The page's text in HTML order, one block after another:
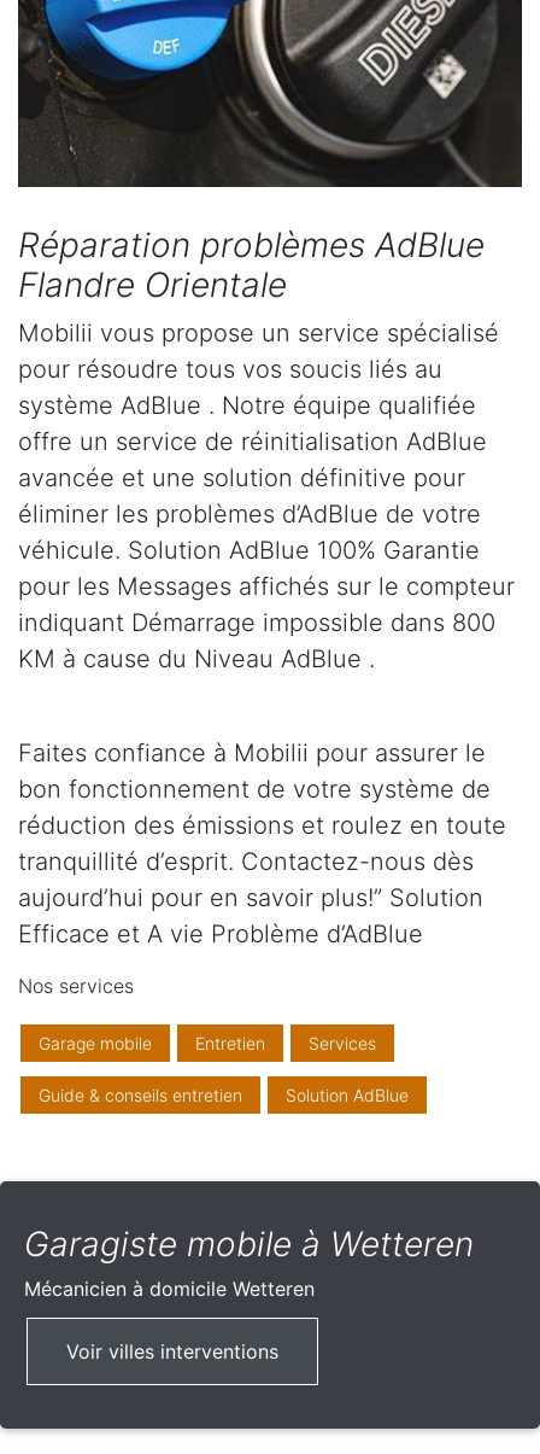
Réparation problèmes AdBlue
Flandre Orientale
Mobilii vous propose un service spécialisé
pour résoudre tous vos soucis liés au
système AdBlue . Notre équipe qualifiée
offre un service de réinitialisation AdBlue
avancée et une solution définitive pour
éliminer les problèmes d’AdBlue de votre
véhicule. Solution AdBlue 100% Garantie
pour les Messages affichés sur le compteur
indiquant Démarrage impossible dans 800
KM à cause du Niveau AdBlue .
Faites confiance à Mobilii pour assurer le
bon fonctionnement de votre système de
réduction des émissions et roulez en toute
tranquillité d’esprit. Contactez-nous dès
aujourd’hui pour en savoir plus!” Solution
Efficace et A vie Problème d’AdBlue
Nos services
Garage mobile Entretien Services
Guide & conseils entretien Solution AdBlue
Garagiste mobile à Wetteren
Mécanicien à domicile Wetteren
Voir villes interventions